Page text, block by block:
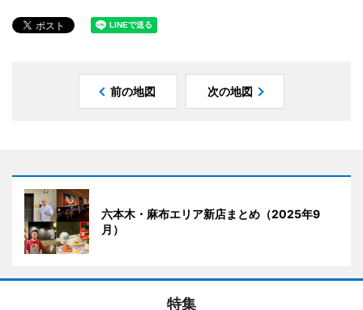
前の地図 次の地図
六本木・麻布エリア新店まとめ（2025年9
月）
特集